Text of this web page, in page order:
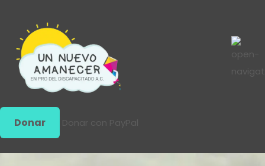
Donar Donar con PayPal